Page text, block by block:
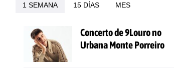
1 SEMANA 15 DÍAS MES
Concerto de 9Louro no
Urbana Monte Porreiro